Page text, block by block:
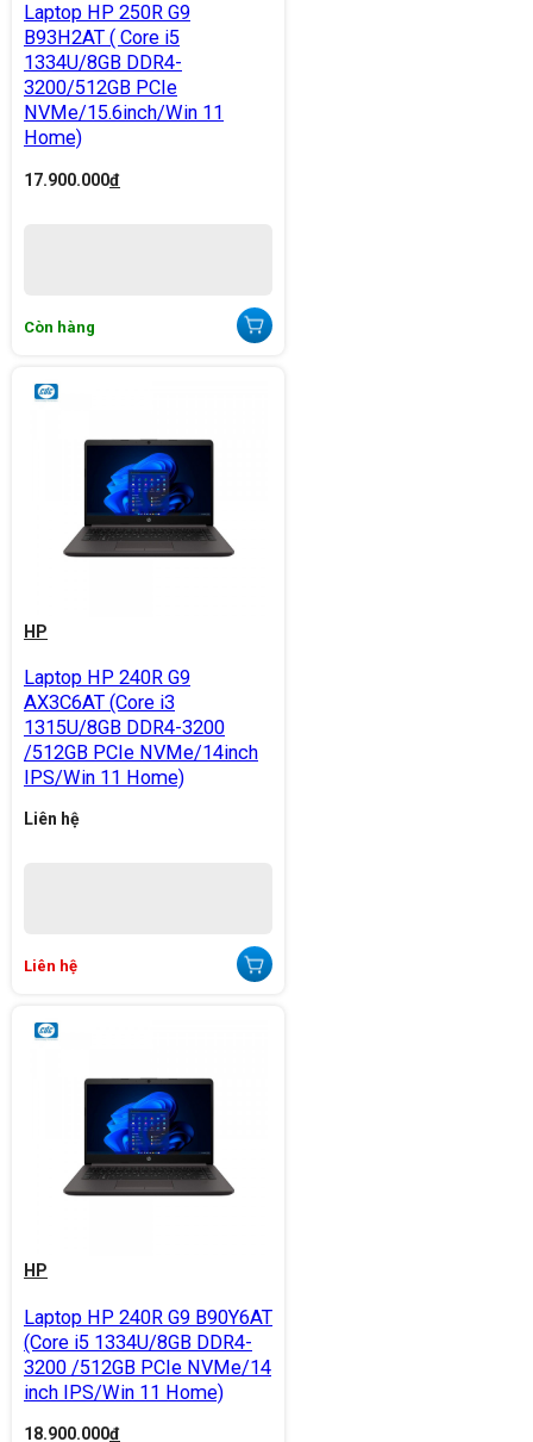
Laptop HP 250R G9
B93H2AT ( Core i5
1334U/8GB DDR4-
3200/512GB PCIe
NVMe/15.6inch/Win 11
Home)
17.900.000đ
Còn hàng
HP
Laptop HP 240R G9
AX3C6AT (Core i3
1315U/8GB DDR4-3200
/512GB PCIe NVMe/14inch
IPS/Win 11 Home)
Liên hệ
Liên hệ
HP
Laptop HP 240R G9 B90Y6AT
(Core i5 1334U/8GB DDR4-
3200 /512GB PCIe NVMe/14
inch IPS/Win 11 Home)
18.900.000đ